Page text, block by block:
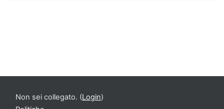
Non sei collegato. (Login)